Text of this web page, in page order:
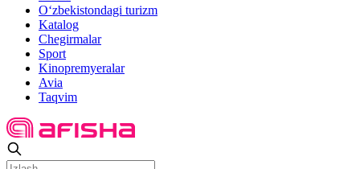
O‘zbekistondagi turizm
Katalog
Chegirmalar
Sport
Kinopremyeralar
Avia
Taqvim